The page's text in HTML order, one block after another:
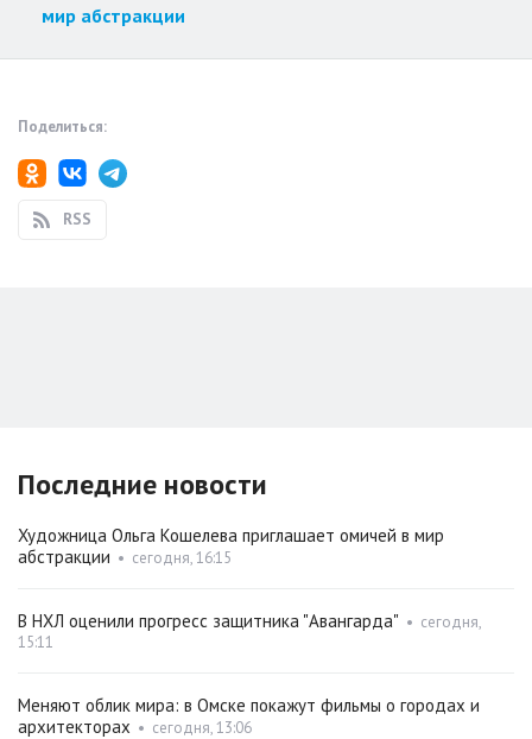
мир абстракции
Поделиться:
RSS
Последние новости
Художница Ольга Кошелева приглашает омичей в мир
абстракции • сегодня, 16:15
В НХЛ оценили прогресс защитника "Авангарда" • сегодня,
15:11
Меняют облик мира: в Омске покажут фильмы о городах и
архитекторах • сегодня, 13:06